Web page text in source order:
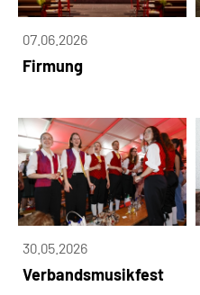
07.06.2026
Firmung
30.05.2026
Verbandsmusikfest